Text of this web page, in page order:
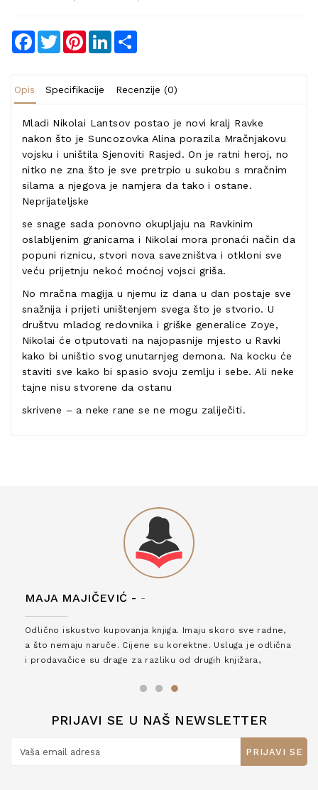
Facebook
TwitterPinterestLinkedIn
Opis Specifikacije Recenzije (0)
Mladi Nikolai Lantsov postao je novi kralj Ravke
nakon što je Suncozovka Alina porazila Mračnjakovu
vojsku i uništila Sjenoviti Rasjed. On je ratni heroj, no
nitko ne zna što je sve pretrpio u sukobu s mračnim
silama a njegova je namjera da tako i ostane.
Neprijateljske
se snage sada ponovno okupljaju na Ravkinim
oslabljenim granicama i Nikolai mora pronaći način da
popuni riznicu, stvori nova savezništva i otkloni sve
veću prijetnju nekoć moćnoj vojsci griša.
No mračna magija u njemu iz dana u dan postaje sve
snažnija i prijeti uništenjem svega što je stvorio. U
društvu mladog redovnika i griške generalice Zoye,
Nikolai će otputovati na najopasnije mjesto u Ravki
kako bi uništio svog unutarnjeg demona. Na kocku će
staviti sve kako bi spasio svoju zemlju i sebe. Ali neke
tajne nisu stvorene da ostanu
skrivene – a neke rane se ne mogu zaliječiti.
MAJA MAJIČEVIĆ - -
Odlično iskustvo kupovanja knjiga. Imaju skoro sve radne,
a što nemaju naruče. Cijene su korektne. Usluga je odlična
i prodavačice su drage za razliku od drugih knjižara,
PRIJAVI SE U NAŠ NEWSLETTER
PRIJAVI SE